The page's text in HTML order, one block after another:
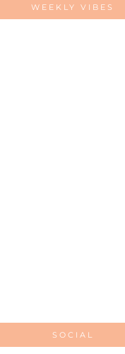
WEEKLY VIBES
SOCIAL